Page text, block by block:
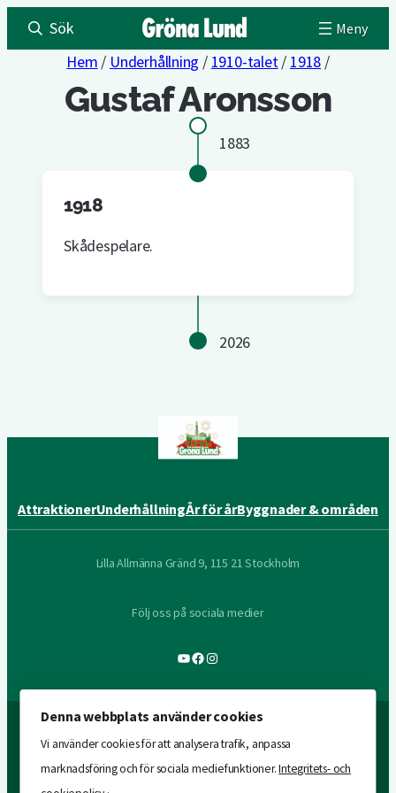
Sök
Hem / Underhållning / 1910-talet/ 1918 /
Gustaf Aronsson
1883
1918
Skådespelare.
2026
AttraktionerUnderhållningÅr för årByggnader & områden
Lilla Allmänna Gränd 9, 115 21 Stockholm
Följ oss på sociala medier
YouTube
Facebook
Instagram
Denna webbplats använder cookies
Vi använder cookies för att analysera trafik, anpassa
marknadsföring och för sociala mediefunktioner.Integritets- och